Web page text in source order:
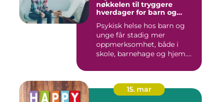
nøkkelen til tryggere
hverdager for barn og
Psykisk helse hos barn og
unge får stadig mer
oppmerksomhet, både i
skole, barnehage og hjem.
15. mar